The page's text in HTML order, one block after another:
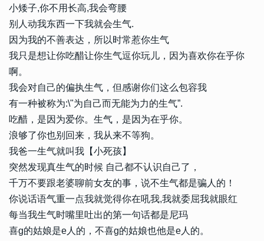
小矮子,你不用长高,我会弯腰
别人动我东西一下我就会生气.
因为我的不善表达，所以时常惹你生气
我只是想让你吃醋让你生气逗你玩儿，因为喜欢你在乎你
啊。
我会对自己的偏执生气，但感谢你们这么包容我
有一种被称为:\"为自己而无能为力的生气”.
吃醋，是因为爱你。生气，是因为在乎你。
浪够了你也别回来，我从来不等狗。
我爸一生气就叫我【小死孩】
突然发现真生气的时候 自己都不认识自己了，
千万不要跟老婆聊前女友的事，说不生气都是骗人的！
你说话语气重一点我就觉得你在吼我,我就委屈我就眼红
每当我生气时嘴里吐出的第一句话都是尼玛
喜g的姑娘是e人的，不喜g的姑娘也他是e人的。